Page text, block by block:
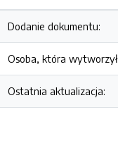
Dodanie dokumentu:
Osoba, która
Ostatnia aktualizacja: